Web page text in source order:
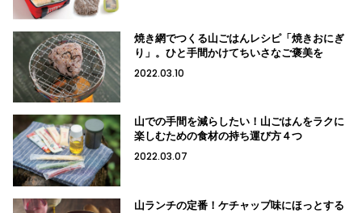
焼き網でつくる山ごはんレシピ「焼きおにぎ
り」。ひと手間かけてちいさなご褒美を
2022.03.10
山での手間を減らしたい！山ごはんをラクに
楽しむための食材の持ち運び方４つ
2022.03.07
山ランチの定番！ケチャップ味にほっとする